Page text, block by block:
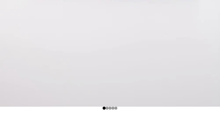
Naar artikel 1
Naar artikel 2
Naar artikel 3
Naar artikel 4
Naar artikel 5